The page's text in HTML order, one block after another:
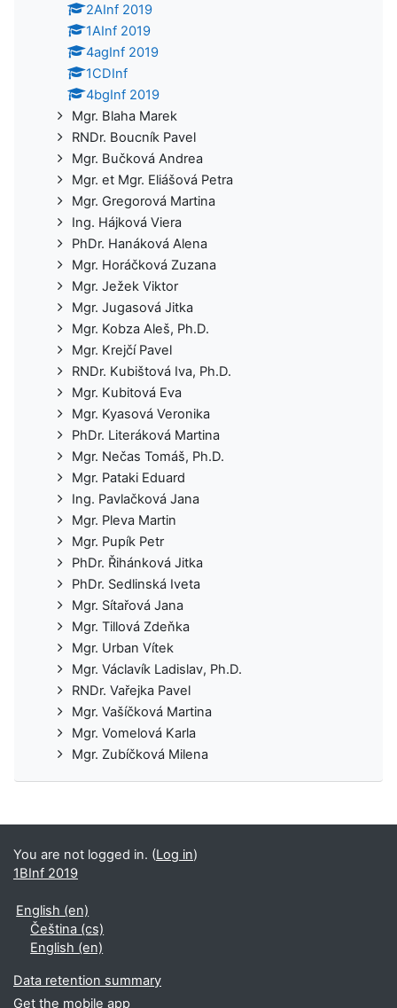
2AInf 2019
1AInf 2019
4agInf 2019
1CDInf
4bgInf 2019
Mgr. Blaha Marek
RNDr. Boucník Pavel
Mgr. Bučková Andrea
Mgr. et Mgr. Eliášová Petra
Mgr. Gregorová Martina
Ing. Hájková Viera
PhDr. Hanáková Alena
Mgr. Horáčková Zuzana
Mgr. Ježek Viktor
Mgr. Jugasová Jitka
Mgr. Kobza Aleš, Ph.D.
Mgr. Krejčí Pavel
RNDr. Kubištová Iva, Ph.D.
Mgr. Kubitová Eva
Mgr. Kyasová Veronika
PhDr. Literáková Martina
Mgr. Nečas Tomáš, Ph.D.
Mgr. Pataki Eduard
Ing. Pavlačková Jana
Mgr. Pleva Martin
Mgr. Pupík Petr
PhDr. Řihánková Jitka
PhDr. Sedlinská Iveta
Mgr. Sítařová Jana
Mgr. Tillová Zdeňka
Mgr. Urban Vítek
Mgr. Václavík Ladislav, Ph.D.
RNDr. Vařejka Pavel
Mgr. Vašíčková Martina
Mgr. Vomelová Karla
Mgr. Zubíčková Milena
You are not logged in. (Log in)
1BInf 2019
English ‎(en)‎
Čeština ‎(cs)‎
English ‎(en)‎
Data retention summary
Get the mobile app